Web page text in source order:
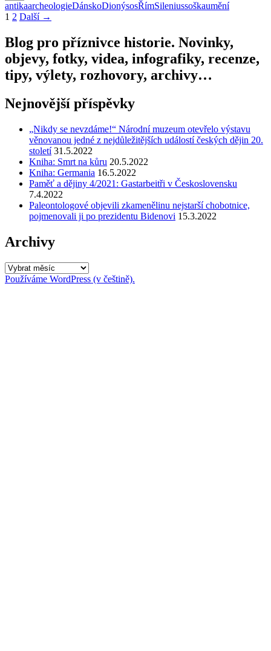
Email
antikaarcheologieDánskoDionýsosŘímSileniussoškaumění
Navigace
příspěvky
1 2 Další →
Blog pro příznivce historie. Novinky,
objevy, fotky, videa, infografiky, recenze,
tipy, výlety, rozhovory, archivy…
Nejnovější příspěvky
„Nikdy se nevzdáme!“ Národní muzeum otevřelo výstavu
věnovanou jedné z nejdůležitějších událostí českých dějin 20.
století 31.5.2022
Kniha: Smrt na kůru 20.5.2022
Kniha: Germania 16.5.2022
Paměť a dějiny 4/2021: Gastarbeitři v Československu
7.4.2022
Paleontologové objevili zkamenělinu nejstarší chobotnice,
pojmenovali ji po prezidentu Bidenovi 15.3.2022
Archivy
Archivy
Používáme WordPress (v češtině).